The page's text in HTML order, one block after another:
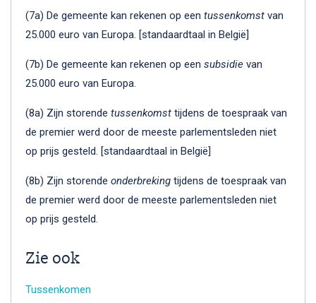
(7a) De gemeente kan rekenen op een tussenkomst van
25.000 euro van Europa. [standaardtaal in België]
(7b) De gemeente kan rekenen op een subsidie van
25.000 euro van Europa.
(8a) Zijn storende tussenkomst tijdens de toespraak van
de premier werd door de meeste parlementsleden niet
op prijs gesteld. [standaardtaal in België]
(8b) Zijn storende onderbreking tijdens de toespraak van
de premier werd door de meeste parlementsleden niet
op prijs gesteld.
Zie ook
Tussenkomen